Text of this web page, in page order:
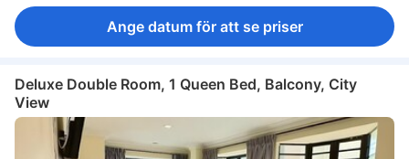
Ange datum för att se priser
Deluxe Double Room, 1 Queen Bed, Balcony, City
View